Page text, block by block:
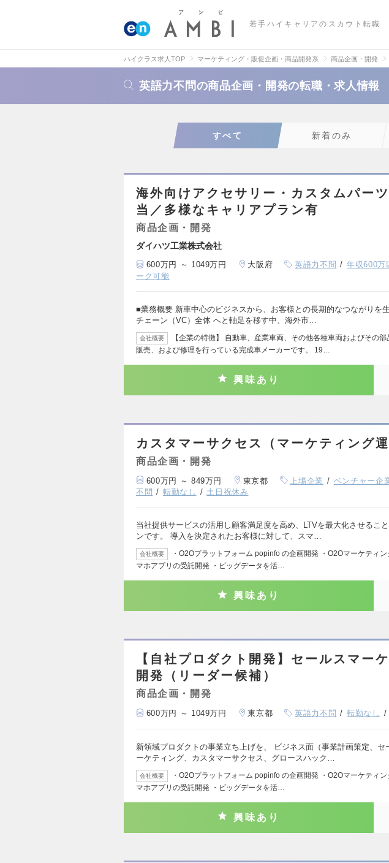
若手ハイキャリアのスカウト転職
ハイクラス求人TOP マーケティング・販促企画・商品開発系 商品企画・開発
英語力不問の商品企画・開発の転職・求人情報
すべて 新着のみ
海外向けアクセサリー・カスタムパー
当／多様なキャリアプラン有
商品企画・開発
ダイハツ工業株式会社
600万円 ～ 1049万円 大阪府 英語力不問 年収600万
ーク可能
■業務概要 新車中心のビジネスから、お客様との長期的なつながりを
チェーン（VC）全体 へと軸足を移す中、海外市…
会社概要
【企業の特徴】 自動車、産業車両、その他各種車両およびその部
販売、および修理を行っている完成車メーカーです。 19…
興味あり
カスタマーサクセス（マーケティング
商品企画・開発
600万円 ～ 849万円 東京都 上場企業 ベンチャー企
不問
転勤なし 土日祝休み
当社提供サービスの活用し顧客満足度を高め、LTVを最大化させるこ
ンです。 導入を決定されたお客様に対して、スマ…
会社概要
・O2Oプラットフォーム popinfo の企画開発 ・O2Oマーケティン
マホアプリの受託開発 ・ビッグデータを活…
興味あり
【自社プロダクト開発】セールスマー
開発（リーダー候補）
商品企画・開発
600万円 ～ 1049万円 東京都 英語力不問 転勤なし
新領域プロダクトの事業立ち上げを、 ビジネス面（事業計画策定、セ
ーケティング、カスタマーサクセス、グロースハック…
会社概要
・O2Oプラットフォーム popinfo の企画開発 ・O2Oマーケティン
マホアプリの受託開発 ・ビッグデータを活…
興味あり